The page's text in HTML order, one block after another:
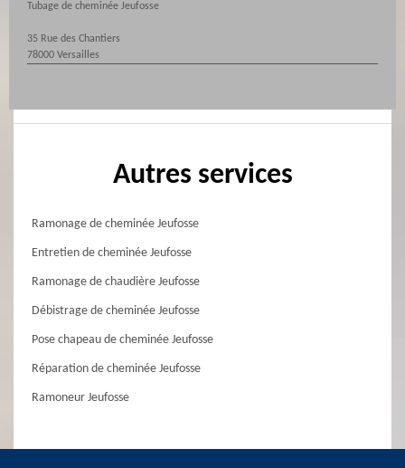
Tubage de cheminée Jeufosse
35 Rue des Chantiers
78000 Versailles
Autres services
Ramonage de cheminée Jeufosse
Entretien de cheminée Jeufosse
Ramonage de chaudière Jeufosse
Débistrage de cheminée Jeufosse
Pose chapeau de cheminée Jeufosse
Réparation de cheminée Jeufosse
Ramoneur Jeufosse